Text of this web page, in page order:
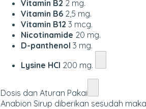
Vitamin B2 2 mg.
Vitamin B6 2,5 mg.
Vitamin B12 3 mcg.
Nicotinamide 20 mg.
D-panthenol 3 mg.
Lysine HCl 200 mg.
Dosis dan Aturan Pakai
Anabion Sirup diberikan sesudah